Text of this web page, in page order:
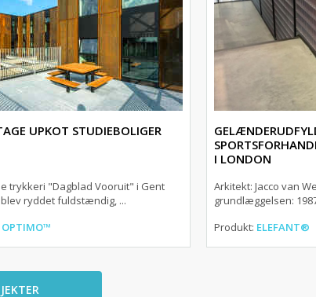
UPKOT STUDIEBOLIGER
trykkeri "Dagblad Vooruit" i Gent
ryddet fuldstændig, ...
OPTIMO™
I LONDON
Arkitekt: Jacco van
grundlæggelsen:
Produkt: ELEFANT®